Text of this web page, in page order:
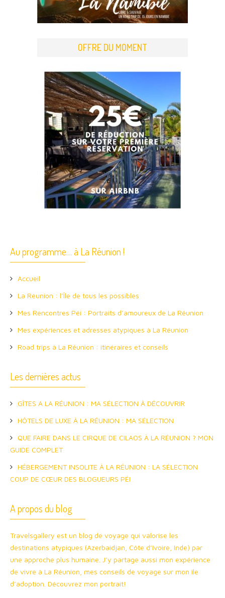
OFFRE DU MOMENT
Au programme… à La Réunion !
Accueil
La Réunion : l’Île de tous les possibles
Mes Rencontres Péi : Portraits d’amoureux de La Réunion
Mes expériences et adresses atypiques à La Réunion
Road trips à La Réunion : itinéraires et conseils
Les dernières actus
GÎTES A LA RÉUNION : MA SÉLECTION À DÉCOUVRIR
HÔTELS DE LUXE À LA RÉUNION : MA SÉLECTION
QUE FAIRE DANS LE CIRQUE DE CILAOS À LA RÉUNION ? MON
GUIDE COMPLET
HÉBERGEMENT INSOLITE À LA RÉUNION : LA SÉLECTION
COUP DE CŒUR DES BLOGUEURS PÉI
A propos du blog
Travelsgallery est un blog de voyage qui valorise les
destinations atypiques (Azerbaidjan, Côte d’Ivoire, Inde) par
une approche plus humaine. J’y partage aussi mon expérience
de vivre à La Réunion, mes conseils de voyage sur mon île
d’adoption. Découvrez mon portrait!